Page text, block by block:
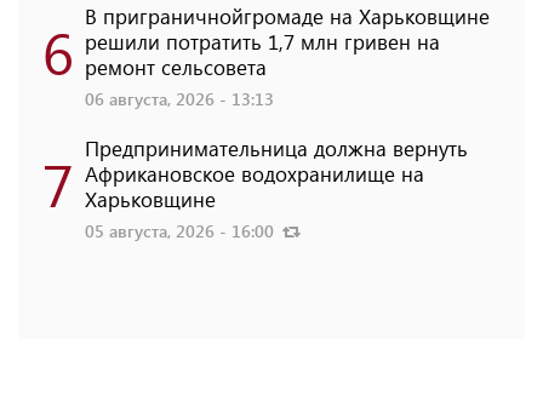
6 В приграничнойгромаде на Харьковщине
решили потратить 1,7 млн ​​гривен на
ремонт сельсовета
06 августа, 2026 - 13:13
7 Предпринимательница должна вернуть
Африкановское водохранилище на
Харьковщине
05 августа, 2026 - 16:00